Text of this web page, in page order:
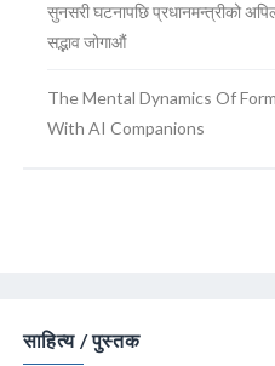
सुनसरी घटनापछि प्रधानमन्त्रीको
सद्भाव जोगाऔं
The Mental Dynamics Of
With AI Companions
साहित्य / पुस्तक